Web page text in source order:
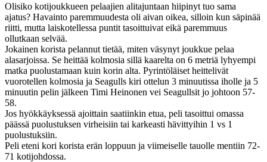
Olisiko kotijoukkueen pelaajien alitajuntaan hiipinyt tuo sama
ajatus? Havainto paremmuudesta oli aivan oikea, silloin kun säpinää
riitti, mutta laiskotellessa puntit tasoittuivat eikä paremmuus
ollutkaan selvää.
Jokainen korista pelannut tietää, miten väsynyt joukkue pelaa
alasarjoissa. Se heittää kolmosia sillä kaarelta on 6 metriä lyhyempi
matka puolustamaan kuin korin alta. Pyrintöläiset heittelivät
vuorotellen kolmosia ja Seagulls kiri ottelun 3 minuutissa iholle ja 5
minuutin pelin jälkeen Timi Heinonen vei Seagullsit jo johtoon 57-
58.
Jos hyökkäyksessä ajoittain saatiinkin etua, peli tasoittui omassa
päässä puolustuksen virheisiin tai karkeasti hävittyihin 1 vs 1
puolustuksiin.
Peli eteni kori korista erän loppuun ja viimeiselle tauolle mentiin 72-
71 kotijohdossa.